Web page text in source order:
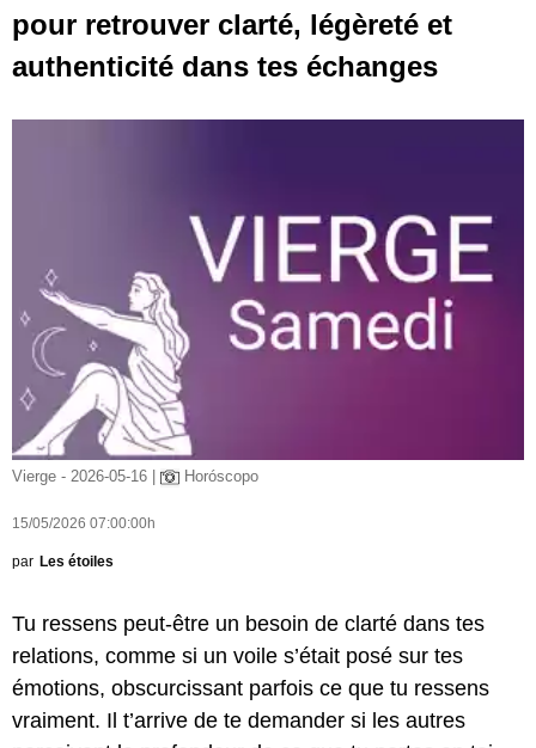
pour retrouver clarté, légèreté et
authenticité dans tes échanges
Vierge - 2026-05-16 | Horóscopo
15/05/2026 07:00:00h
par Les étoiles
Tu ressens peut-être un besoin de clarté dans tes
relations, comme si un voile s’était posé sur tes
émotions, obscurcissant parfois ce que tu ressens
vraiment. Il t’arrive de te demander si les autres